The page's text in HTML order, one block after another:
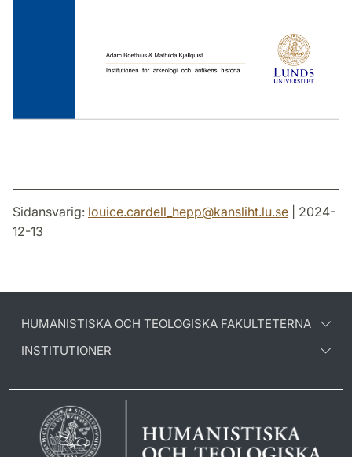
Sidansvarig: louice.cardell_hepp@kansliht.lu.se | 2024-
12-13
HUMANISTISKA OCH TEOLOGISKA FAKULTETERNA
INSTITUTIONER